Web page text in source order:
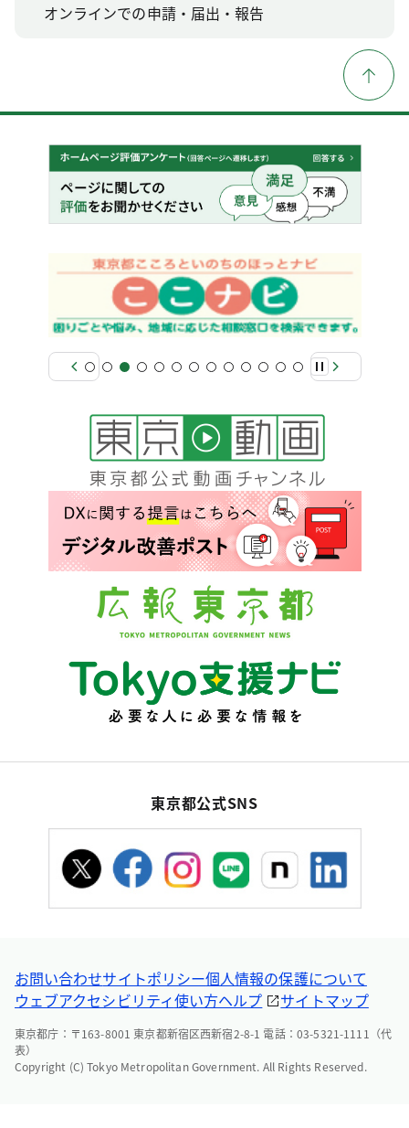
オンラインでの申請・届出・報告
東京都公式SNS
お問い合わせサイトポリシー個人情報の保護について
ウェブアクセシビリティ使い方ヘルプ サイトマップ
東京都庁：〒163-8001 東京都新宿区西新宿2-8-1 電話：03-5321-1111（代
表）
Copyright (C) Tokyo Metropolitan Government. All Rights Reserved.